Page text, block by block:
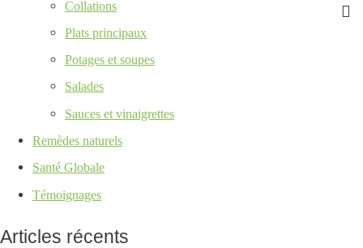
Collations
Plats principaux
Potages et soupes
Salades
Sauces et vinaigrettes
Remèdes naturels
Santé Globale
Témoignages
Articles récents